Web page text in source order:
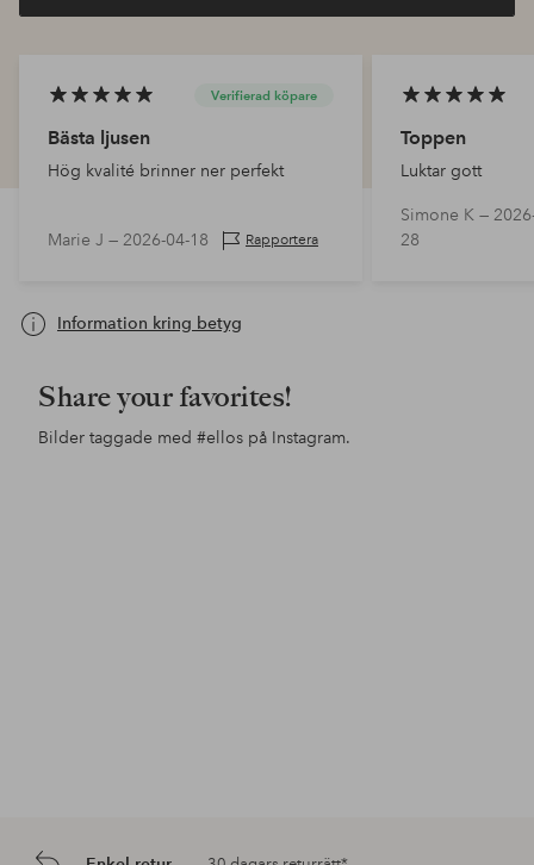
Verifierad köpare
Bästa ljusen
Hög kvalité brinner ner perfekt
Marie J — 2026-04-18 Rapportera
Toppen
Luktar gott
Simone K —
28
Information kring betyg
Share your favorites!
Bilder taggade med #ellos på Instagram.